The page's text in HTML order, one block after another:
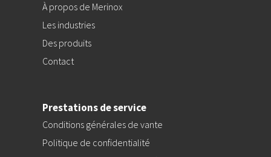
À propos de Merinox
Les industries
Des produits
Contact
Prestations de service
Conditions générales de vante
Politique de confidentialité